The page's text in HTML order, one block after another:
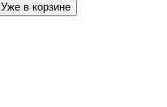
Уже в корзине